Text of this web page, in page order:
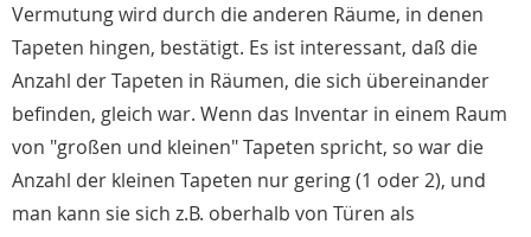
Vermutung wird durch die anderen Räume, in denen
Tapeten hingen, bestätigt. Es ist interessant, daß die
Anzahl der Tapeten in Räumen, die sich übereinander
befinden, gleich war. Wenn das Inventar in einem Raum
von "großen und kleinen" Tapeten spricht, so war die
Anzahl der kleinen Tapeten nur gering (1 oder 2), und
man kann sie sich z.B. oberhalb von Türen als